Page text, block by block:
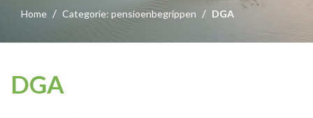
Home Categorie: pensioenbegrippen DGA
DGA